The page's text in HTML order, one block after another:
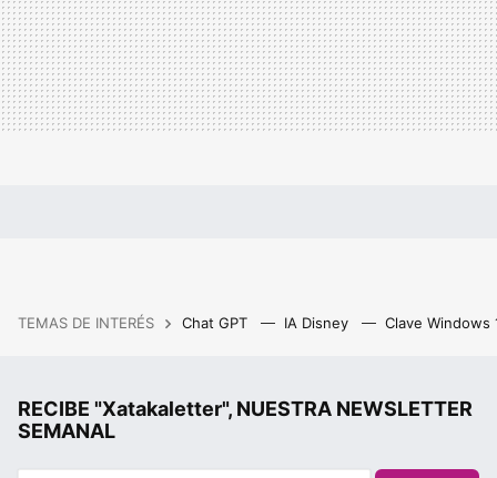
TEMAS DE INTERÉS Chat GPT IA Disney Clave Windows
RECIBE "Xatakaletter", NUESTRA NEWSLETTER
SEMANAL